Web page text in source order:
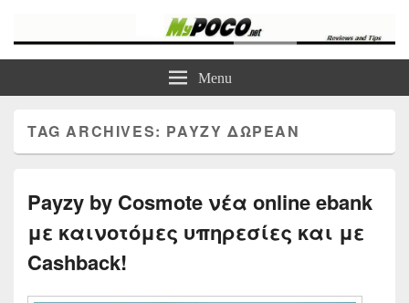
Τα καλύτερα Reviews , Συγκρίσεις , VPN , Webhosting
Menu
TAG ARCHIVES: PAYZY ΔΩΡΕΆΝ
Payzy by Cosmote νέα online ebank
με καινοτόμες υπηρεσίες και με
Cashback!